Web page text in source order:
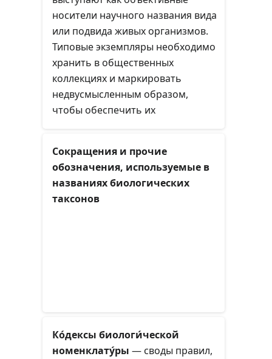
носители научного названия вида
или подвида живых организмов.
Типовые экземпляры необходимо
хранить в общественных
коллекциях и маркировать
недвусмысленным образом,
чтобы обеспечить их
Сокращения и прочие
обозначения, используемые в
названиях биологических
таксонов
Ко́дексы биологи́ческой
номенклату́ры — своды правил,